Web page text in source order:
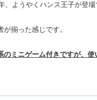
ようやくハンス王子が登場
揃った感じです。
ミニゲーム付きですが、